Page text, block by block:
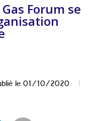
Forum se
le01/10/2020